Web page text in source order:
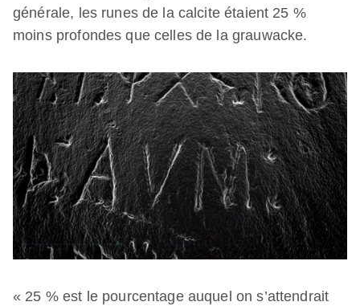
générale, les runes de la calcite étaient 25 %
moins profondes que celles de la grauwacke.
« 25 % est le pourcentage auquel on s’attendrait